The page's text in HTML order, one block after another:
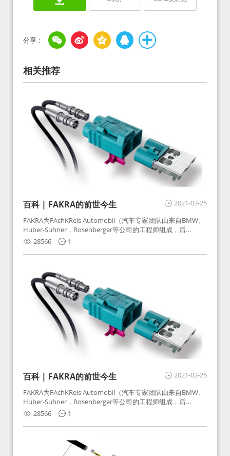
相关推荐
2021-03-25
百科 | FAKRA的前世今生
FAKRA为FAchKReis Automobil（汽车专家团队由来自BMW、
Huber-Suhner，Rosenberger等公司的工程师组成，后
Huber-Suhner相关连接器业务及技术在2010年并入
Rosenberger）缩写。起初为BMW需求用于车载收音机天线连
接，如今FAKRA已成为汽车行业通用标准的射频连接器，被业
28566 1
2021-03-25
百科 | FAKRA的前世今生
FAKRA为FAchKReis Automobil（汽车专家团队由来自BMW、
Huber-Suhner，Rosenberger等公司的工程师组成，后
Huber-Suhner相关连接器业务及技术在2010年并入
Rosenberger）缩写。起初为BMW需求用于车载收音机天线连
接，如今FAKRA已成为汽车行业通用标准的射频连接器，被业
28566 1